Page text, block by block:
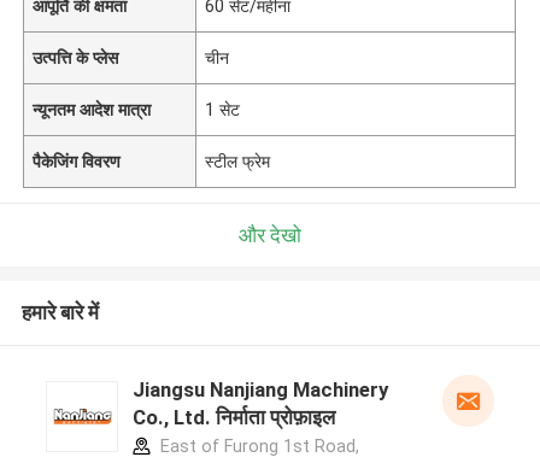
आपूर्ति की क्षमता 60 सेट/महीना
उत्पत्ति के प्लेस चीन
न्यूनतम आदेश मात्रा 1 सेट
पैकेजिंग विवरण स्टील फ्रेम
और देखो
हमारे बारे में
Jiangsu Nanjiang Machinery
Co., Ltd. निर्माता प्रोफ़ाइल
East of Furong 1st Road,